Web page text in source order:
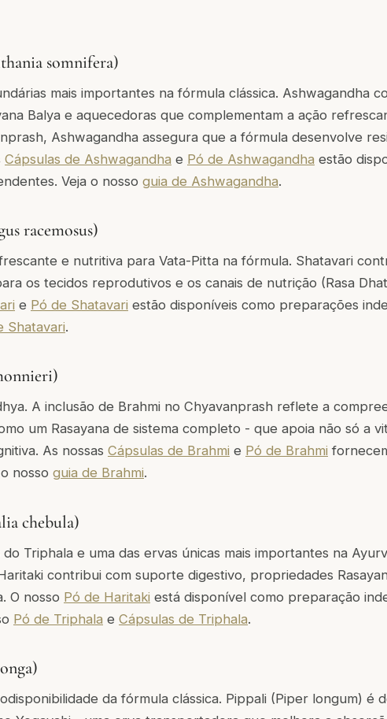
somnifera)
mais importantes na fórmula clássica. Ashwagandha
Balya e aquecedoras que complementam a ação
Ashwagandha assegura que a fórmula desenvolve
Cápsulas de Ashwagandha e Pó de Ashwagandha estão
Veja o nosso guia de Ashwagandha.
racemosus)
e nutritiva para Vata-Pitta na fórmula. Shatavari
os tecidos reprodutivos e os canais de nutrição (Rasa
e Pó de Shatavari estão disponíveis como preparações
Shatavari.
A inclusão de Brahmi no Chyavanprash reflete a
um Rasayana de sistema completo - que apoia não só a
As nossas Cápsulas de Brahmi e Pó de Brahmi
nosso guia de Brahmi.
chebula)
Triphala e uma das ervas únicas mais importantes na
contribui com suporte digestivo, propriedades
O nosso Pó de Haritaki está disponível como preparação
Pó de Triphala e Cápsulas de Triphala.
da fórmula clássica. Pippali (Piper longum) é